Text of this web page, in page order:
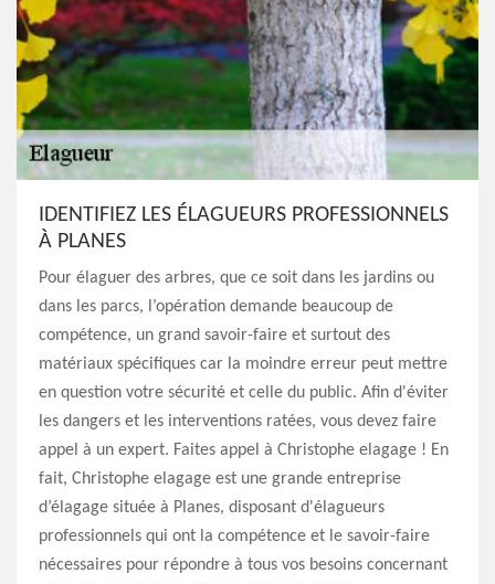
IDENTIFIEZ LES ÉLAGUEURS PROFESSIONNELS
À PLANES
Pour élaguer des arbres, que ce soit dans les jardins ou
dans les parcs, l’opération demande beaucoup de
compétence, un grand savoir-faire et surtout des
matériaux spécifiques car la moindre erreur peut mettre
en question votre sécurité et celle du public. Afin d'éviter
les dangers et les interventions ratées, vous devez faire
appel à un expert. Faites appel à Christophe elagage ! En
fait, Christophe elagage est une grande entreprise
d’élagage située à Planes, disposant d'élagueurs
professionnels qui ont la compétence et le savoir-faire
nécessaires pour répondre à tous vos besoins concernant